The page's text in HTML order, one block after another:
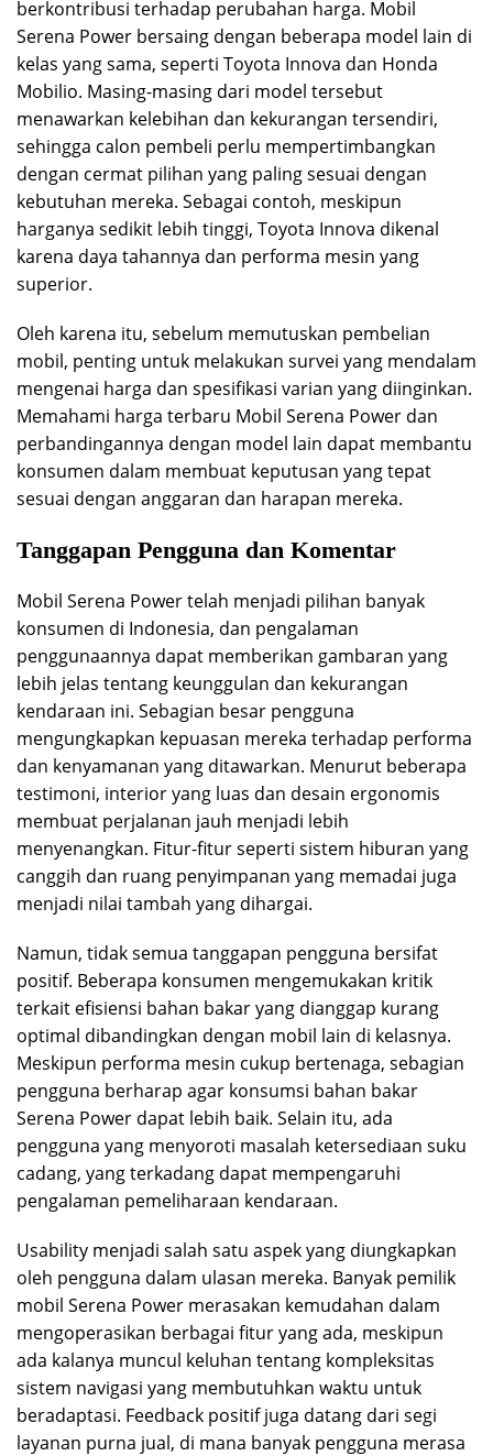
berkontribusi terhadap perubahan harga. Mobil
Serena Power bersaing dengan beberapa model lain di
kelas yang sama, seperti Toyota Innova dan Honda
Mobilio. Masing-masing dari model tersebut
menawarkan kelebihan dan kekurangan tersendiri,
sehingga calon pembeli perlu mempertimbangkan
dengan cermat pilihan yang paling sesuai dengan
kebutuhan mereka. Sebagai contoh, meskipun
harganya sedikit lebih tinggi, Toyota Innova dikenal
karena daya tahannya dan performa mesin yang
superior.
Oleh karena itu, sebelum memutuskan pembelian
mobil, penting untuk melakukan survei yang mendalam
mengenai harga dan spesifikasi varian yang diinginkan.
Memahami harga terbaru Mobil Serena Power dan
perbandingannya dengan model lain dapat membantu
konsumen dalam membuat keputusan yang tepat
sesuai dengan anggaran dan harapan mereka.
Tanggapan Pengguna dan Komentar
Mobil Serena Power telah menjadi pilihan banyak
konsumen di Indonesia, dan pengalaman
penggunaannya dapat memberikan gambaran yang
lebih jelas tentang keunggulan dan kekurangan
kendaraan ini. Sebagian besar pengguna
mengungkapkan kepuasan mereka terhadap performa
dan kenyamanan yang ditawarkan. Menurut beberapa
testimoni, interior yang luas dan desain ergonomis
membuat perjalanan jauh menjadi lebih
menyenangkan. Fitur-fitur seperti sistem hiburan yang
canggih dan ruang penyimpanan yang memadai juga
menjadi nilai tambah yang dihargai.
Namun, tidak semua tanggapan pengguna bersifat
positif. Beberapa konsumen mengemukakan kritik
terkait efisiensi bahan bakar yang dianggap kurang
optimal dibandingkan dengan mobil lain di kelasnya.
Meskipun performa mesin cukup bertenaga, sebagian
pengguna berharap agar konsumsi bahan bakar
Serena Power dapat lebih baik. Selain itu, ada
pengguna yang menyoroti masalah ketersediaan suku
cadang, yang terkadang dapat mempengaruhi
pengalaman pemeliharaan kendaraan.
Usability menjadi salah satu aspek yang diungkapkan
oleh pengguna dalam ulasan mereka. Banyak pemilik
mobil Serena Power merasakan kemudahan dalam
mengoperasikan berbagai fitur yang ada, meskipun
ada kalanya muncul keluhan tentang kompleksitas
sistem navigasi yang membutuhkan waktu untuk
beradaptasi. Feedback positif juga datang dari segi
layanan purna jual, di mana banyak pengguna merasa